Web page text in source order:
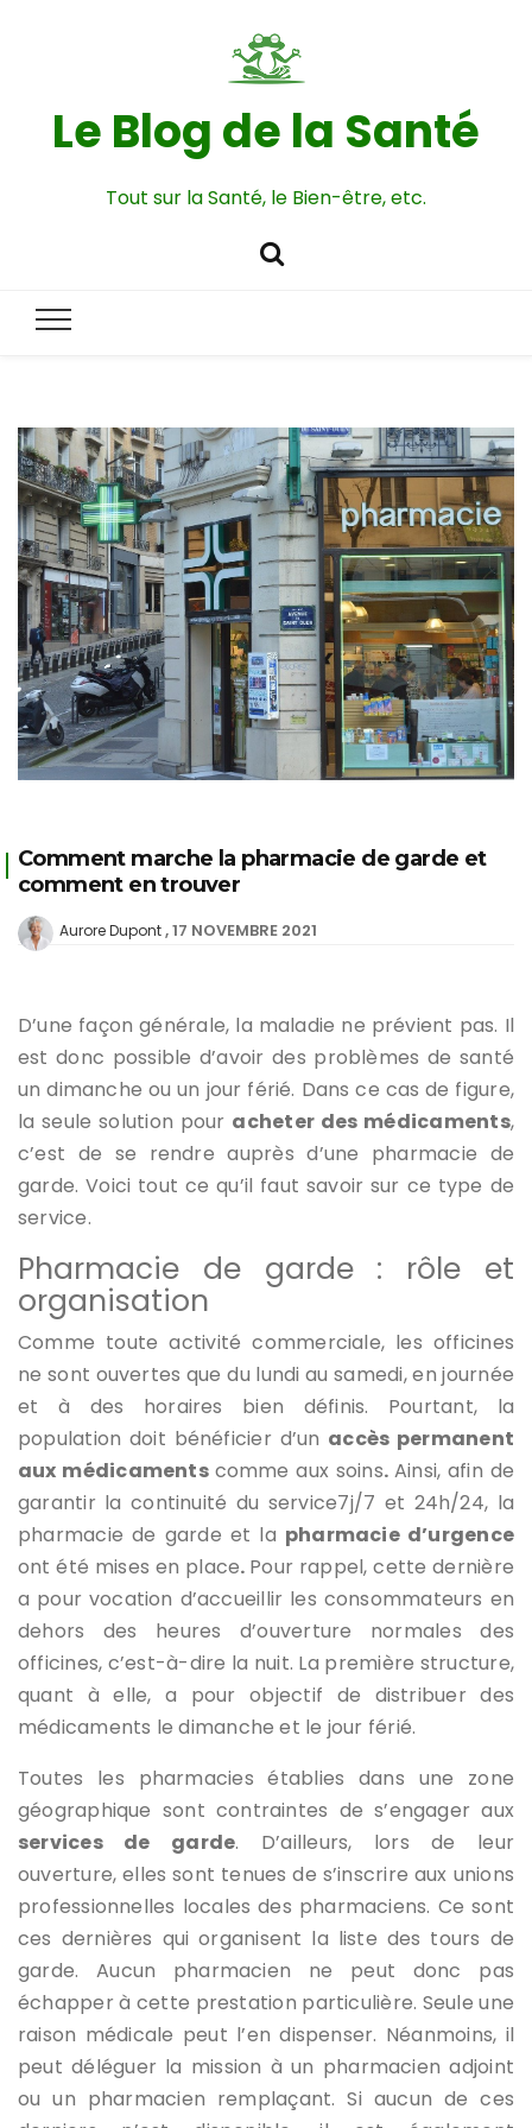
Le Blog de la Santé
Tout sur la Santé, le Bien-être, etc.
Comment marche la pharmacie de garde et
comment en trouver
Aurore Dupont 17 NOVEMBRE 2021
D’une façon générale, la maladie ne prévient pas. Il
est donc possible d’avoir des problèmes de santé
un dimanche ou un jour férié. Dans ce cas de figure,
la seule solution pour acheter des médicaments,
c’est de se rendre auprès d’une pharmacie de
garde. Voici tout ce qu’il faut savoir sur ce type de
service.
Pharmacie de garde : rôle et
organisation
Comme toute activité commerciale, les officines
ne sont ouvertes que du lundi au samedi, en journée
et à des horaires bien définis. Pourtant, la
population doit bénéficier d’un accès permanent
aux médicaments comme aux soins. Ainsi, afin de
garantir la continuité du service7j/7 et 24h/24, la
pharmacie de garde et la pharmacie d’urgence
ont été mises en place. Pour rappel, cette dernière
a pour vocation d’accueillir les consommateurs en
dehors des heures d’ouverture normales des
officines, c’est-à-dire la nuit. La première structure,
quant à elle, a pour objectif de distribuer des
médicaments le dimanche et le jour férié.
Toutes les pharmacies établies dans une zone
géographique sont contraintes de s’engager aux
services de garde. D’ailleurs, lors de leur
ouverture, elles sont tenues de s’inscrire aux unions
professionnelles locales des pharmaciens. Ce sont
ces dernières qui organisent la liste des tours de
garde. Aucun pharmacien ne peut donc pas
échapper à cette prestation particulière. Seule une
raison médicale peut l’en dispenser. Néanmoins, il
peut déléguer la mission à un pharmacien adjoint
ou un pharmacien remplaçant. Si aucun de ces